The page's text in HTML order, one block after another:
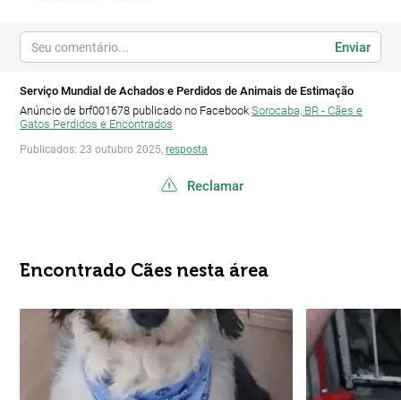
Enviar
Serviço Mundial de Achados e Perdidos de Animais de Estimação
Anúncio de brf001678 publicado no Facebook Sorocaba, BR - Cães e
Gatos Perdidos e Encontrados
Publicados: 23 outubro 2025, resposta
Reclamar
Encontrado Cães nesta área